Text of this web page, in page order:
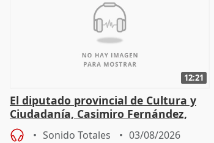
12:21
El diputado provincial de Cultura y
Ciudadanía, Casimiro Fernández,
sobre el balance de entradas
Sonido Totales 03/08/2026